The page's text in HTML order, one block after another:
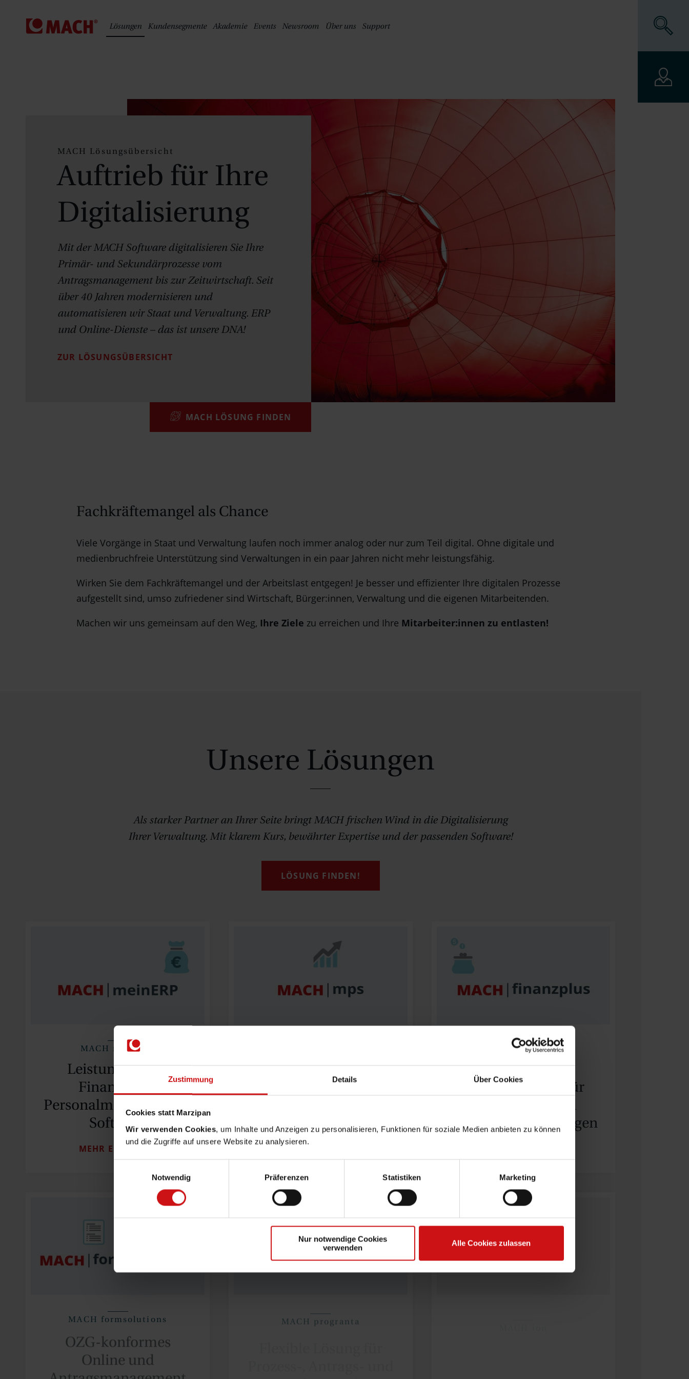
Zustimmung Details Über Cookies
Cookies statt Marzipan
Wir verwenden Cookies, um Inhalte und Anzeigen zu personalisieren, Funktionen für soziale Medien anbieten zu können
und die Zugriffe auf unsere Website zu analysieren.
Notwendig
Präferenzen Statistiken Marketing
Nur notwendige Cookies
verwenden
Alle Cookies zulassen
Lösungen Kundensegmente Akademie Events Newsroom Über uns Support
MACH Lösungsübersicht
Auftrieb für Ihre
Digitalisierung
Mit der MACH Software digitalisieren Sie Ihre
Primär- und Sekundärprozesse vom
Antragsmanagement bis zur Zeitwirtschaft. Seit
über 40 Jahren modernisieren und
automatisieren wir Staat und Verwaltung. ERP
und Online-Dienste – das ist unsere DNA!
ZUR LÖSUNGSÜBERSICHT
MACH LÖSUNG FINDEN
Fachkräftemangel als Chance
Viele Vorgänge in Staat und Verwaltung laufen noch immer analog oder nur zum Teil digital. Ohne digitale und
medienbruchfreie Unterstützung sind Verwaltungen in ein paar Jahren nicht mehr leistungsfähig.
Wirken Sie dem Fachkräftemangel und der Arbeitslast entgegen! Je besser und effizienter Ihre digitalen Prozesse
aufgestellt sind, umso zufriedener sind Wirtschaft, Bürger:innen, Verwaltung und die eigenen Mitarbeitenden.
Machen wir uns gemeinsam auf den Weg, Ihre Ziele zu erreichen und Ihre Mitarbeiter:innen zu entlasten!
Unsere Lösungen
Als starker Partner an Ihrer Seite bringt MACH frischen Wind in die Digitalisierung
Ihrer Verwaltung. Mit klarem Kurs, bewährter Expertise und der passenden Software!
LÖSUNG FINDEN!
MACH meinERP
Leistungsstarke
Finanz- und
Personalmanagement-
Software
MEHR ERFAHREN
Maßgeschneiderte
kommunale
Finanzlösungen
MEHR ERFAHREN
MACH finanzplus
Passgenaue
Finanzsoftware für
Kommunen und
kleinere Einrichtungen
MACH formsolutions
OZG-konformes
Online und
MACH progranta